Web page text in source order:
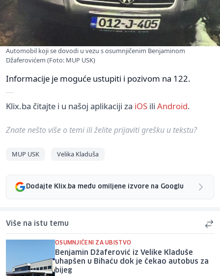
Automobil koji se dovodi u vezu s osumnjičenim Benjaminom
Džaferovićem (Foto: MUP USK)
Informacije je moguće ustupiti i pozivom na 122.
Klix.ba čitajte i u našoj aplikaciji za iOS ili Android.
Znate nešto više o temi ili želite prijaviti grešku u tekstu?
MUP USK Velika Kladuša
Dodajte Klix.ba među omiljene izvore na Googlu
Više na istu temu
OSUMNJIČENI ZA UBISTVO
Benjamin Džaferović iz Velike Kladuše
uhapšen u Bihaću dok je čekao autobus za
bijeg